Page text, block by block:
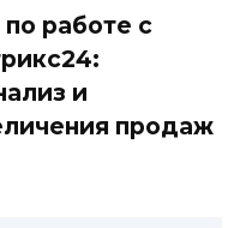
работе с
и
продаж